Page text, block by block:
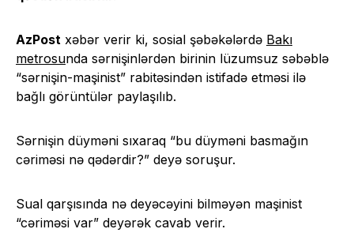
AzPost xəbər verir ki, sosial şəbəkələrdə Bakı
metrosunda sərnişinlərdən birinin lüzumsuz səbəblə
“sərnişin-maşinist” rabitəsindən istifadə etməsi ilə
bağlı görüntülər paylaşılıb.
Sərnişin düyməni sıxaraq “bu düyməni basmağın
cəriməsi nə qədərdir?” deyə soruşur.
Sual qarşısında nə deyəcəyini bilməyən maşinist
“cəriməsi var” deyərək cavab verir.